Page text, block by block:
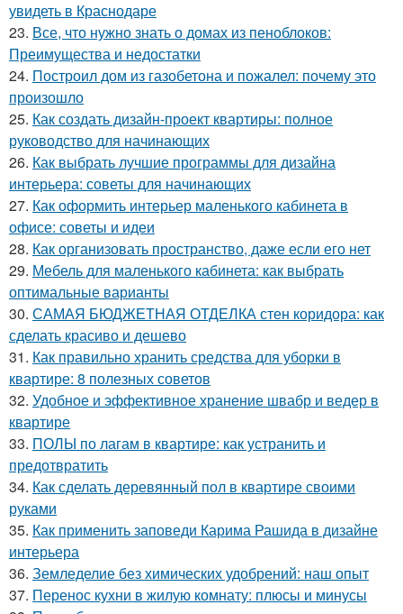
увидеть в Краснодаре
23. Все, что нужно знать о домах из пеноблоков:
Преимущества и недостатки
24. Построил дом из газобетона и пожалел: почему это
произошло
25. Как создать дизайн-проект квартиры: полное
руководство для начинающих
26. Как выбрать лучшие программы для дизайна
интерьера: советы для начинающих
27. Как оформить интерьер маленького кабинета в
офисе: советы и идеи
28. Как организовать пространство, даже если его нет
29. Мебель для маленького кабинета: как выбрать
оптимальные варианты
30. САМАЯ БЮДЖЕТНАЯ ОТДЕЛКА стен коридора: как
сделать красиво и дешево
31. Как правильно хранить средства для уборки в
квартире: 8 полезных советов
32. Удобное и эффективное хранение швабр и ведер в
квартире
33. ПОЛЫ по лагам в квартире: как устранить и
предотвратить
34. Как сделать деревянный пол в квартире своими
руками
35. Как применить заповеди Карима Рашида в дизайне
интерьера
36. Земледелие без химических удобрений: наш опыт
37. Перенос кухни в жилую комнату: плюсы и минусы